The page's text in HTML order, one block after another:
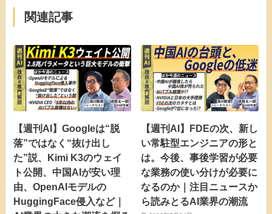
関連記事
【週刊AI】Googleは“脱
落”ではなく“抜け出し
た”説、Kimi K3のウェイ
ト公開、中国AIが安い理
由、OpenAIモデルの
HuggingFace侵入など｜
【週刊AI】FDEの次、新し
い常駐型エンジニアの形と
は。今後、事後学習が必要
な業務の使い分けが必要に
なるのか｜注目ニュースか
ら読みとるAI業界の潮流